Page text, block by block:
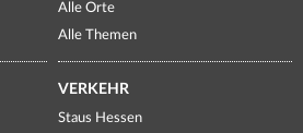
Alle Orte
Alle Themen
VERKEHR
Staus Hessen